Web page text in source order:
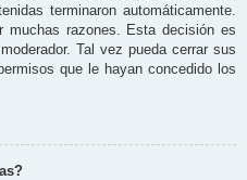
terminaron automáticamente.
muchas razones. Esta decisión es
Tal vez pueda cerrar sus
que le hayan concedido los